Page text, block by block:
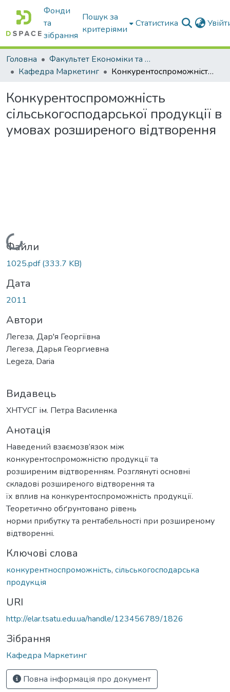
Фонди
та
зібрання
Пошук за
критеріями
Статистика
Головна
Факультет Економіки та бізнесу
Кафедра Маркетинг
Конкурентоспроможність сільськогосподарської продукції в умовах розширеного відтворення
Конкурентоспроможність
сільськогосподарської продукції в
умовах розширеного відтворення
Вантажиться...
Файли
1025.pdf(333.7 KB)
Дата
2011
Автори
Легеза, Дар'я Георгіївна
Легеза, Дарья Георгиевна
Legeza, Daria
Видавець
ХНТУСГ ім. Петра Василенка
Анотація
Наведений взаємозв’язок між
конкурентоспроможністю продукції та
розширеним відтворенням. Розглянуті основні
складові розширеного відтворення та
їх вплив на конкурентоспроможність продукції.
Теоретично обґрунтовано рівень
норми прибутку та рентабельності при розширеному
відтворенні.
Ключові слова
конкурентноспроможність, сільськогосподарська
продукція
URI
http://elar.tsatu.edu.ua/handle/123456789/1826
Зібрання
Кафедра Маркетинг
Повна інформація про документ